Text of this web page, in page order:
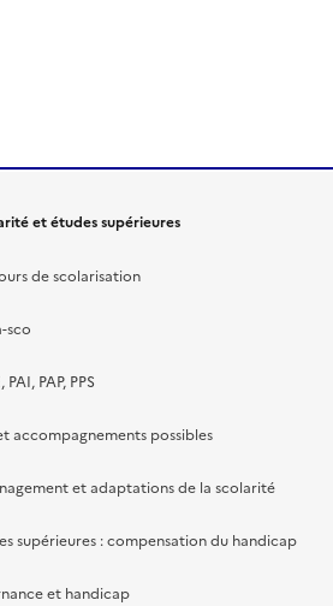
et études supérieures
de scolarisation
sco
PAI, PAP, PPS
accompagnements possibles
et adaptations de la scolarité
supérieures : compensation du handicap
et handicap